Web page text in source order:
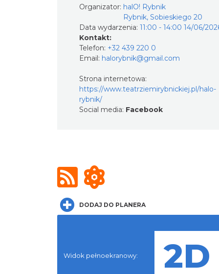
Organizator: halO! Rybnik
Rybnik, Sobieskiego 20
Data wydarzenia: 11:00 - 14:00 14/06/
Kontakt:
Telefon: +32 439 220 0
Email: halorybnik@gmail.com
Strona internetowa:
https://www.teatrziemirybnickiej.pl/halo-
rybnik/
Social media: Facebook
DODAJ DO PLANERA
Widok pełnoekranowy: